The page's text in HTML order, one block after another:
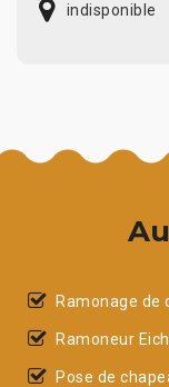
indisponible
Ramonage de
Ramoneur
Pose de